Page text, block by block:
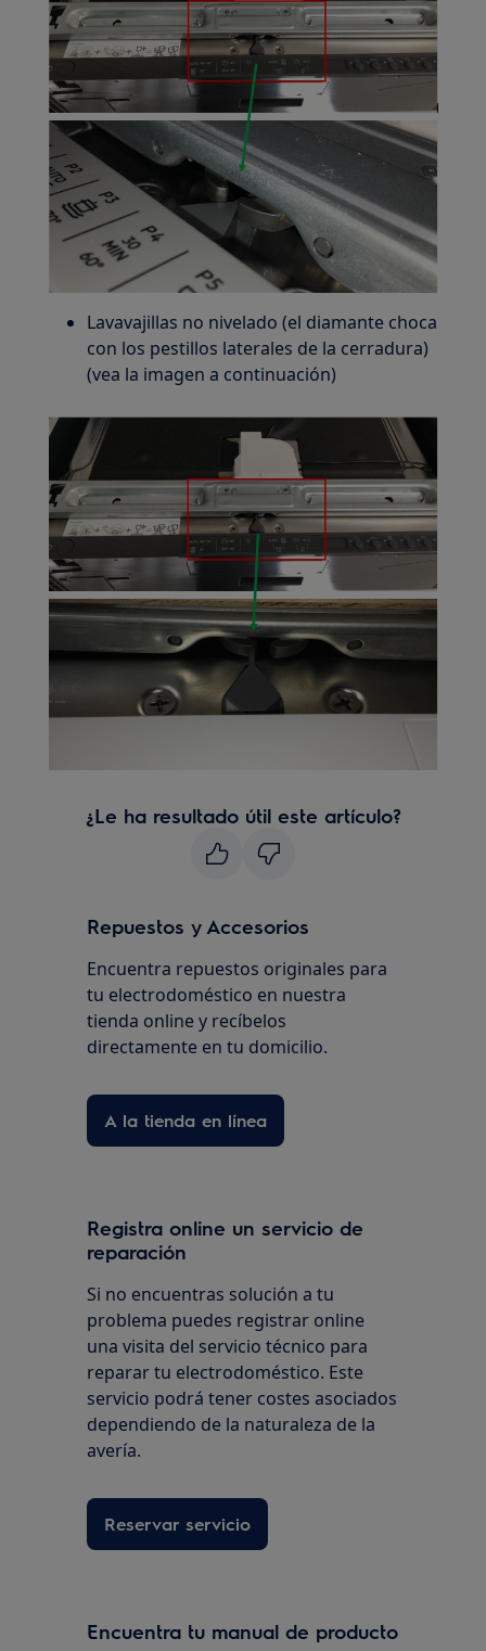
Lavavajillas no nivelado (el diamante choca
con los pestillos laterales de la cerradura)
(vea la imagen a continuación)
¿Le ha resultado útil este artículo?
Repuestos y Accesorios
Encuentra repuestos originales para
tu electrodoméstico en nuestra
tienda online y recíbelos
directamente en tu domicilio.
A la tienda en línea
Registra online un servicio de
reparación
Si no encuentras solución a tu
problema puedes registrar online
una visita del servicio técnico para
reparar tu electrodoméstico. Este
servicio podrá tener costes asociados
dependiendo de la naturaleza de la
avería.
Reservar servicio
Encuentra tu manual de producto